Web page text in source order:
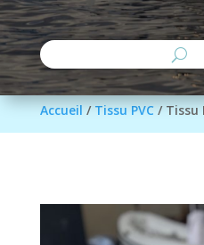
Accueil / Tissu PVC/ Tissu